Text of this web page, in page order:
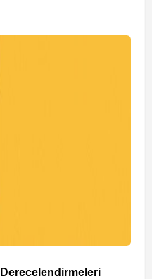
Derecelendirmeleri